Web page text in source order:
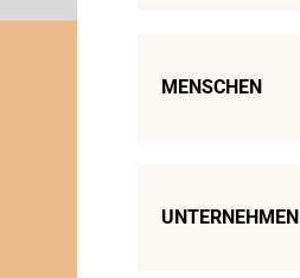
MENSCHEN
UNTERNEHMEN